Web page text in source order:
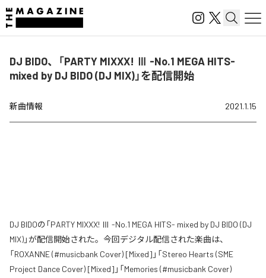
DJ BIDO、「PARTY MIXXX! Ⅲ -No.1 MEGA HITS-
mixed by DJ BIDO (DJ MIX)」を配信開始
新曲情報 2021.1.15
DJ BIDOの「PARTY MIXXX! Ⅲ -No.1 MEGA HITS- mixed by DJ BIDO (DJ
MIX)」が配信開始された。今回デジタル配信された楽曲は、
「ROXANNE (#musicbank Cover) [Mixed]」「Stereo Hearts (SME
Project Dance Cover) [Mixed]」「Memories (#musicbank Cover)